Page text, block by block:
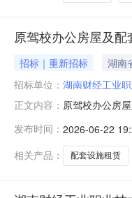
原驾校办公房屋及
招标｜重新招标 湖南
招标单位： 湖南财经工业
正文内容： 原驾校办公房
发布时间： 2026-06-22
相关产品：
配套设施租赁